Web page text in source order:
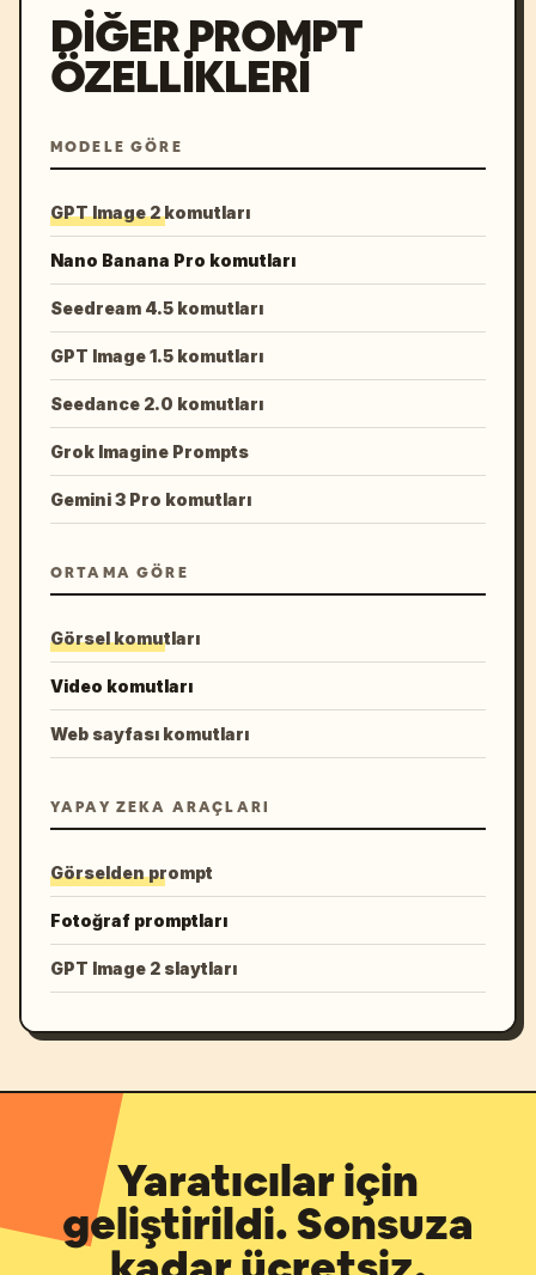
DIĞER PROMPT
ÖZELLIKLERI
MODELE GÖRE
GPT Image 2 komutları
Nano Banana Pro komutları
Seedream 4.5 komutları
GPT Image 1.5 komutları
Seedance 2.0 komutları
Grok Imagine Prompts
Gemini 3 Pro komutları
ORTAMA GÖRE
Görsel komutları
Video komutları
Web sayfası komutları
YAPAY ZEKA ARAÇLARI
Görselden prompt
Fotoğraf promptları
GPT Image 2 slaytları
Yaratıcılar için
geliştirildi. Sonsuza